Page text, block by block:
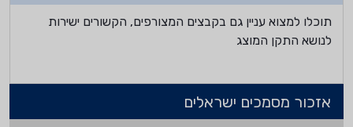
תוכלו למצוא עניין גם בקבצים המצורפים, הקשורים ישירות
לנושא התקן המוצג
אזכור מסמכים ישראלים